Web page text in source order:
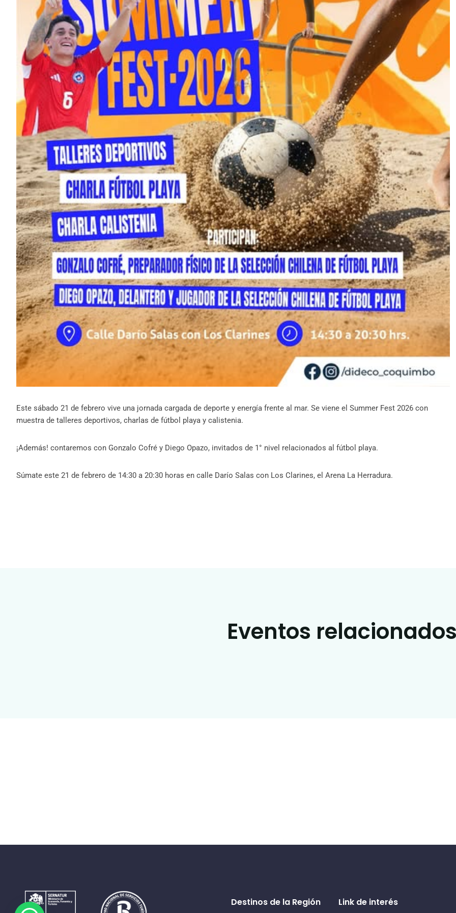
Este sábado 21 de febrero vive una jornada cargada de deporte y energía frente al mar. Se viene el Summer Fest 2026 con
muestra de talleres deportivos, charlas de fútbol playa y calistenia.
¡Además! contaremos con Gonzalo Cofré y Diego Opazo, invitados de 1° nivel relacionados al fútbol playa.
Súmate este 21 de febrero de 14:30 a 20:30 horas en calle Darío Salas con Los Clarines, el Arena La Herradura.
Eventos
Destinos de la Región Link de interés